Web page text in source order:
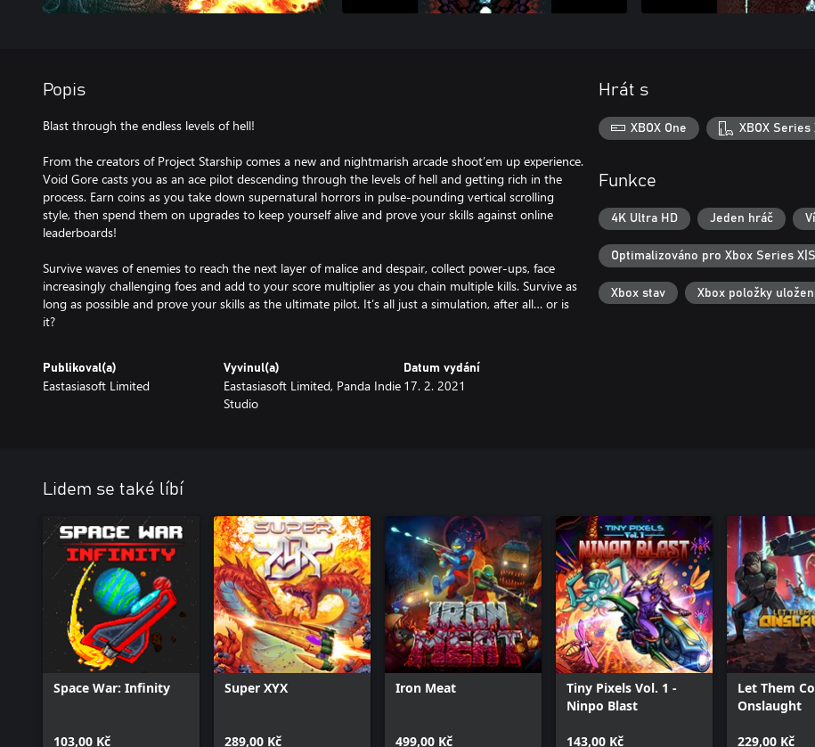
Popis
Blast through the endless levels of hell!
From the creators of Project Starship comes a new and nightmarish arcade shoot’em up experience.
Void Gore casts you as an ace pilot descending through the levels of hell and getting rich in the
process. Earn coins as you take down supernatural horrors in pulse-pounding vertical scrolling
style, then spend them on upgrades to keep yourself alive and prove your skills against online
leaderboards!
Survive waves of enemies to reach the next layer of malice and despair, collect power-ups, face
increasingly challenging foes and add to your score multiplier as you chain multiple kills. Survive as
long as possible and prove your skills as the ultimate pilot. It’s all just a simulation, after all… or is
it?
Publikoval(a)
Eastasiasoft Limited
Vyvinul(a)
Eastasiasoft Limited, Panda Indie
Studio
Datum vydání
17. 2. 2021
Hrát s
XBOX One XBOX Series
Funkce
4K Ultra HD Jeden hráč
Optimalizováno pro Xbox Series X|S
Xbox stav Xbox položky
Lidem se také líbí
Space War: Infinity
103,00 Kč
Super XYX
289,00 Kč
Iron Meat
499,00 Kč
Tiny Pixels Vol. 1 -
Ninpo Blast
143,00 Kč
Let Them
Onslaught
229,00 Kč